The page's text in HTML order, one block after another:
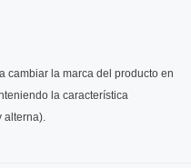
cambiar la marca del producto en
la característica
alterna).